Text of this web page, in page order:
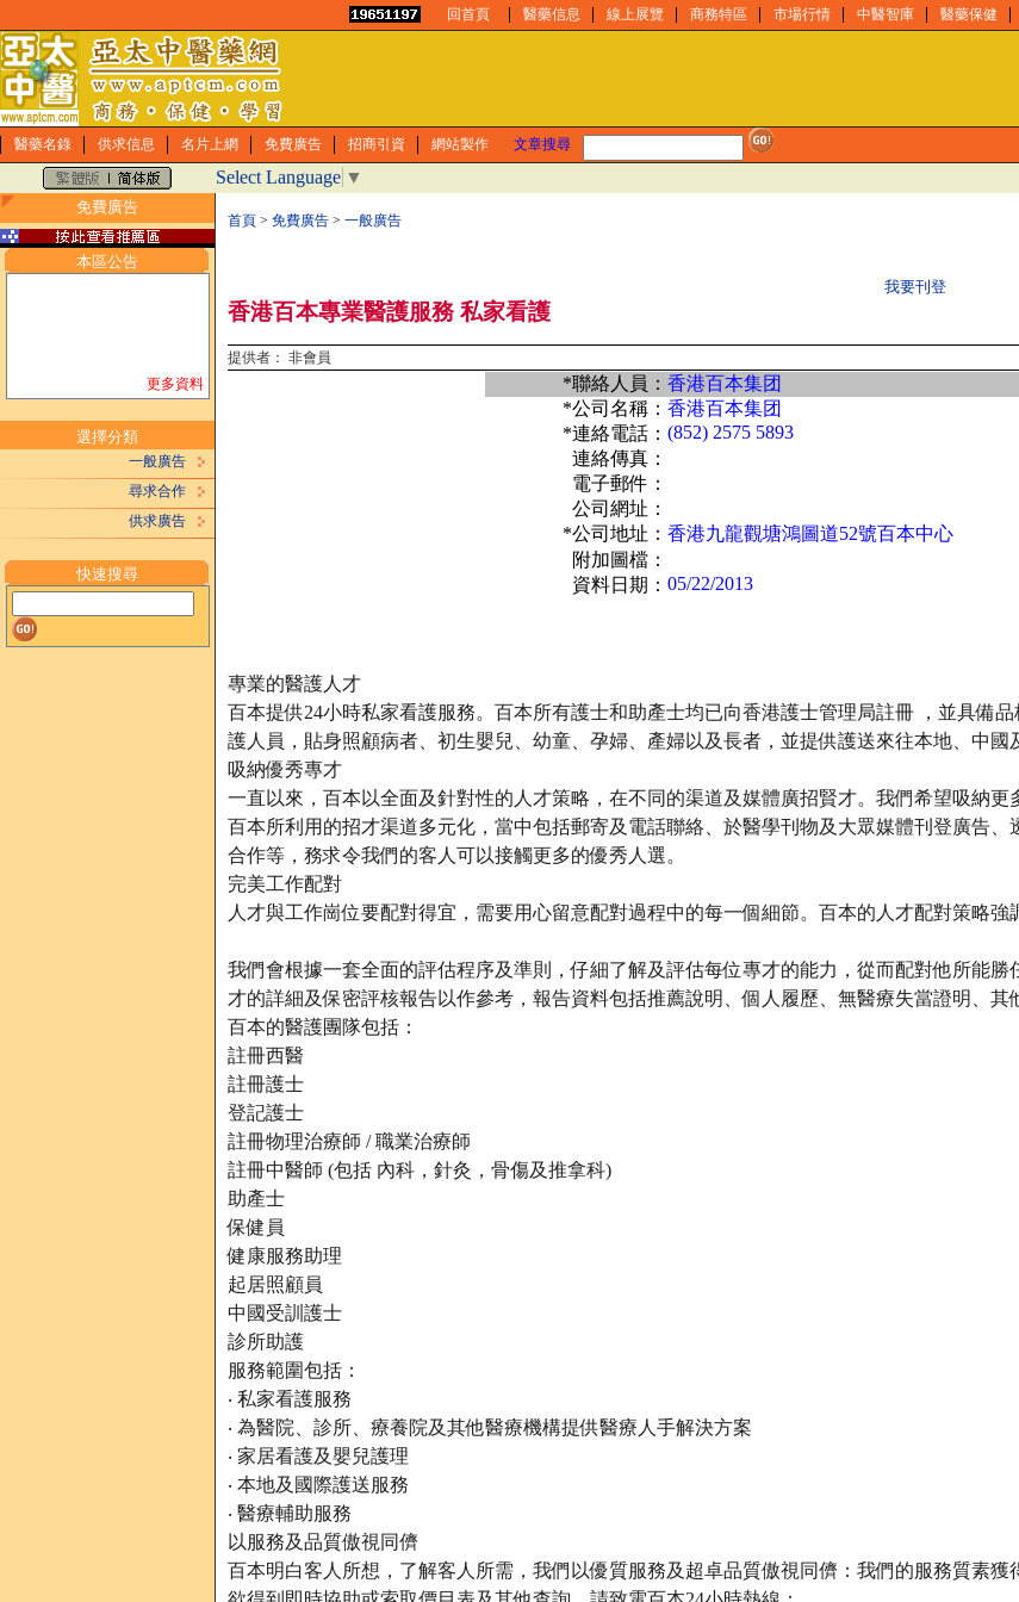
回首頁 醫藥信息 線上展覽 商務特區 市場行情 中醫智庫 醫藥保健
醫藥名錄 供求信息 名片上網 免費廣告 招商引資 網站製作 文章搜尋
Select Language ▼
免費廣告
本區公告
更多資料
選擇分類
一般廣告
尋求合作
供求廣告
快速搜尋
首頁 > 免費廣告 > 一般廣告
我要刊登
香港百本專業醫護服務 私家看護
提供者： 非會員
*聯絡人員： 香港百本集团
*公司名稱： 香港百本集团
*連絡電話： (852) 2575 5893
連絡傳真：
電子郵件：
公司網址：
*公司地址： 香港九龍觀塘鴻圖道52號百本中心
附加圖檔：
資料日期： 05/22/2013
專業的醫護人才
百本提供24小時私家看護服務。百本所有護士和助產士均已向香港護士管理局註冊 ，並具備
護人員，貼身照顧病者、初生嬰兒、幼童、孕婦、產婦以及長者，並提供護送來往本地、中國
吸納優秀專才
一直以來，百本以全面及針對性的人才策略，在不同的渠道及媒體廣招賢才。我們希望吸納更
百本所利用的招才渠道多元化，當中包括郵寄及電話聯絡、於醫學刊物及大眾媒體刊登廣告
合作等，務求令我們的客人可以接觸更多的優秀人選。
完美工作配對
人才與工作崗位要配對得宜，需要用心留意配對過程中的每一個細節。百本的人才配對策略
我們會根據一套全面的評估程序及準則，仔細了解及評估每位專才的能力，從而配對他所能
才的詳細及保密評核報告以作參考，報告資料包括推薦說明、個人履歷、無醫療失當證明、其
百本的醫護團隊包括：
註冊西醫
註冊護士
登記護士
註冊物理治療師 / 職業治療師
註冊中醫師 (包括 內科，針灸，骨傷及推拿科)
助產士
保健員
健康服務助理
起居照顧員
中國受訓護士
診所助護
服務範圍包括：
‧ 私家看護服務
‧ 為醫院、診所、療養院及其他醫療機構提供醫療人手解決方案
‧ 家居看護及嬰兒護理
‧ 本地及國際護送服務
‧ 醫療輔助服務
以服務及品質傲視同儕
百本明白客人所想，了解客人所需，我們以優質服務及超卓品質傲視同儕：我們的服務質素獲